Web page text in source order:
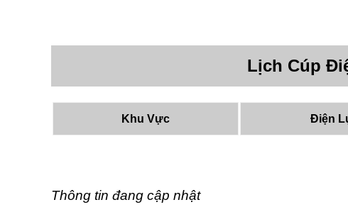
Lịch Cúp
Khu Vực Điện
Thông tin đang cập nhật